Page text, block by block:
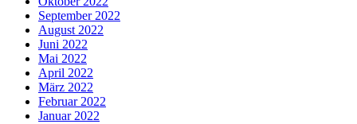
September 2022
August 2022
Juni 2022
Mai 2022
April 2022
März 2022
Februar 2022
Januar 2022